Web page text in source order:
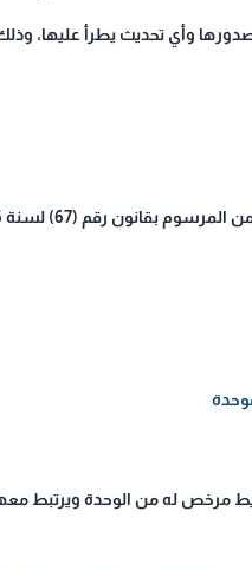
وأي تحديث يطرأ عليها،
مرخص له من الوحدة ويرتبط